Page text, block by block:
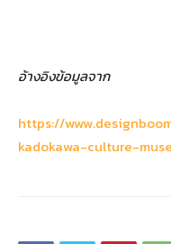
อ้างอิงข้อมูลจาก
https://
kadokawa-culture-